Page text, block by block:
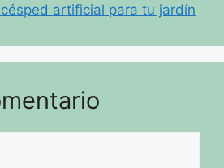
artificial para tu jardín